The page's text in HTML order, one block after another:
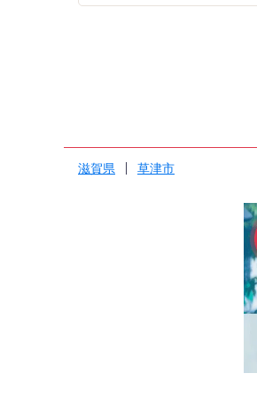
滋賀県 草津市